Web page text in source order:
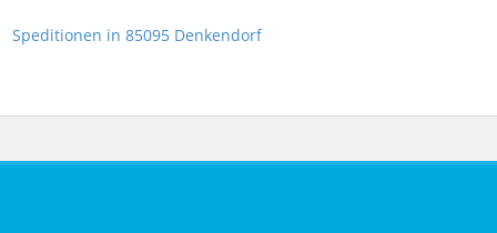
Speditionen in 85095 Denkendorf